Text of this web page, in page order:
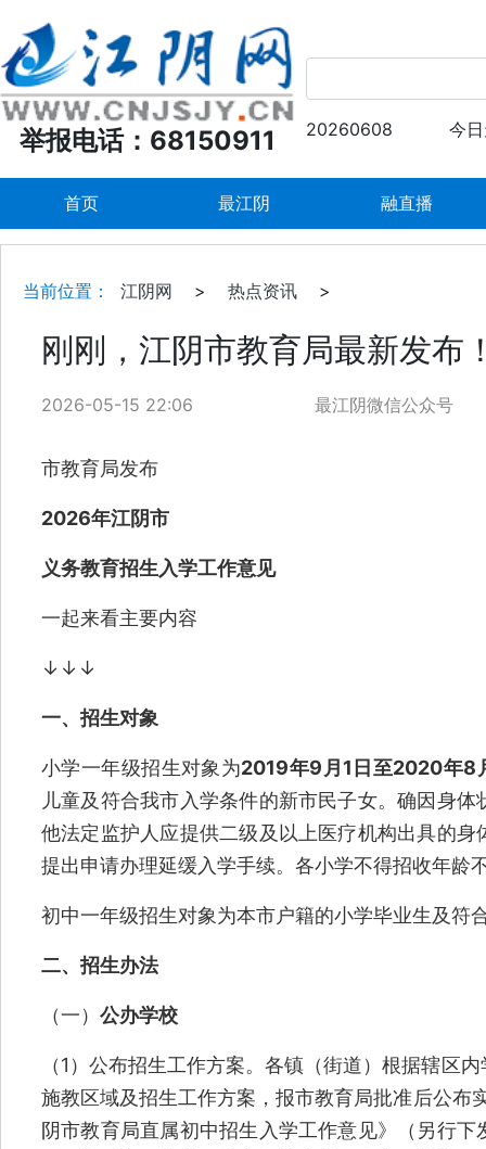
举报电话：68150911 20260608 今
首页 最江阴 融直播
当前位置： 江阴网 > 热点资讯 >
刚刚，江阴市教育局最新发布
2026-05-15 22:06 最江阴微信公众号
市教育局发布
2026年江阴市
义务教育招生入学工作意见
一起来看主要内容
↓↓↓
一、招生对象
小学一年级招生对象为2019年9月1日至2020年8
儿童及符合我市入学条件的新市民子女。确因身
他法定监护人应提供二级及以上医疗机构出具的
提出申请办理延缓入学手续。各小学不得招收年龄
初中一年级招生对象为本市户籍的小学毕业生及符
二、招生办法
（一） 公办学校
（1）公布招生工作方案。各镇（街道）根据辖区
施教区域及招生工作方案，报市教育局批准后公
阴市教育局直属初中招生入学工作意见》（另行